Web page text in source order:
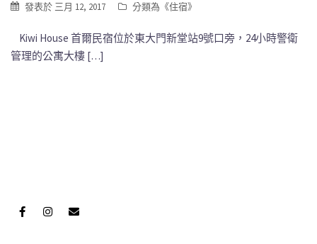
發表於 三月 12, 2017 分類為《住宿》
Kiwi House 首爾民宿位於東大門新堂站9號口旁，24小時警衛
管理的公寓大樓 […]